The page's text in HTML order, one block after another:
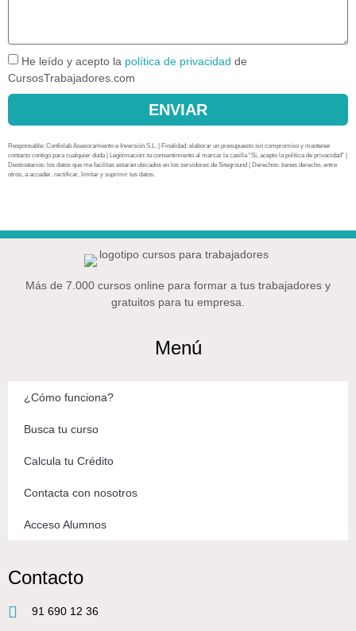
He leído y acepto la política de privacidad de
CursosTrabajadores.com
ENVIAR
Responsable: Confislab Asesoramiento e Inversión S.L. | Finalidad: elaborar un presupuesto sin compromiso y mantener
contacto contigo para cualquier duda | Legitimación: tu consentimiento al marcar la casilla “Sí, acepto la política de privacidad” |
Destinatarios: los datos que me facilitas estarán ubicados en los servidores de Siteground | Derechos: tienes derecho, entre
otros, a acceder, rectificar, limitar y suprimir tus datos.
Más de 7.000 cursos online para formar a tus trabajadores y
gratuitos para tu empresa.
Menú
¿Cómo funciona?
Busca tu curso
Calcula tu Crédito
Contacta con nosotros
Acceso Alumnos
Contacto
91 690 12 36